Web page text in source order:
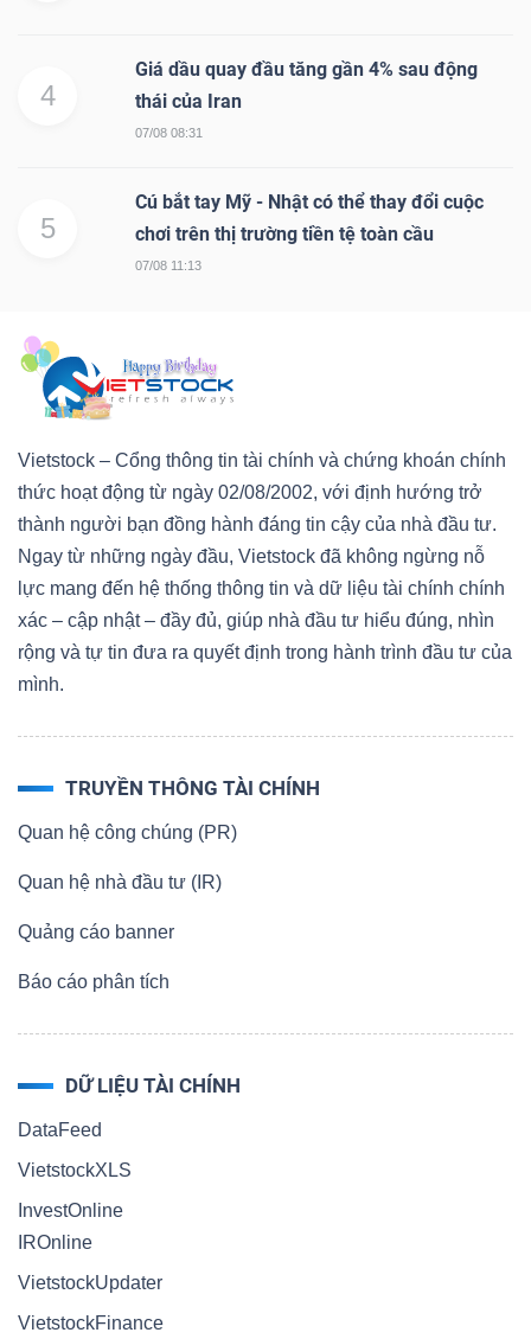
4
Giá dầu quay đầu tăng gần 4% sau động
thái của Iran
07/08 08:31
5
Cú bắt tay Mỹ - Nhật có thể thay đổi cuộc
chơi trên thị trường tiền tệ toàn cầu
07/08 11:13
Vietstock – Cổng thông tin tài chính và chứng khoán chính
thức hoạt động từ ngày 02/08/2002, với định hướng trở
thành người bạn đồng hành đáng tin cậy của nhà đầu tư.
Ngay từ những ngày đầu, Vietstock đã không ngừng nỗ
lực mang đến hệ thống thông tin và dữ liệu tài chính chính
xác – cập nhật – đầy đủ, giúp nhà đầu tư hiểu đúng, nhìn
rộng và tự tin đưa ra quyết định trong hành trình đầu tư của
mình.
TRUYỀN THÔNG TÀI CHÍNH
Quan hệ công chúng (PR)
Quan hệ nhà đầu tư (IR)
Quảng cáo banner
Báo cáo phân tích
DỮ LIỆU TÀI CHÍNH
DataFeed
VietstockXLS
InvestOnline
IROnline
VietstockUpdater
VietstockFinance